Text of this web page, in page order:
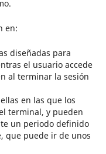
en:
diseñadas para
el usuario accede
al terminar la sesión
en las que los
terminal, y pueden
un periodo definido
que puede ir de unos